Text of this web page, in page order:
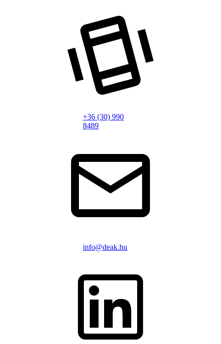
+36 (30) 990
8489
info@deak.hu